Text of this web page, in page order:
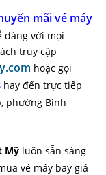
mãi vé máy
dàng với mọi
truy cập
hoặc gọi
hay đến trực tiếp
phường Bình
Mỹ luôn sẵn sàng
vé máy bay giá